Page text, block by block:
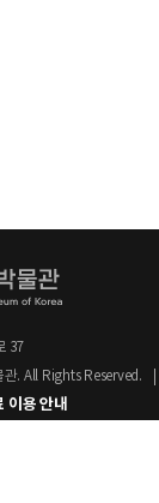
37
. All Rights Reserved.
이용 안내